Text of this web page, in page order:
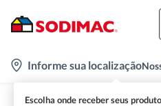
location-
Informe sua localização
Escolha onde receber seus
Home Código De Ética E Conduta